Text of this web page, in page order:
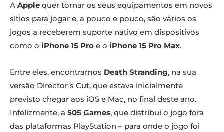
A Apple quer tornar os seus equipamentos em novos
sítios para jogar e, a pouco e pouco, são vários os
jogos a receberem suporte nativo em dispositivos
como o iPhone 15 Pro e o iPhone 15 Pro Max.
Entre eles, encontramos Death Stranding, na sua
versão Director’s Cut, que estava inicialmente
previsto chegar aos iOS e Mac, no final deste ano.
Infelizmente, a 505 Games, que distribui o jogo fora
das plataformas PlayStation – para onde o jogo foi